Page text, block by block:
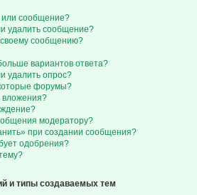
или сообщение?
удалить сообщение?
своему сообщению?
вариантов ответа?
удалить опрос?
форумы?
вложения?
модератору?
при создании сообщения?
одобрения?
и типы создаваемых тем